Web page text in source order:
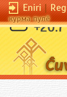
Eniri|
курма пулӗ
+20.7